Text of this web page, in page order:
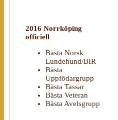
2016 Norrköping
officiell
Bästa Norsk
Lundehund/BIR
Bästa
Uppfödargrupp
Bästa Tassar
Bästa Veteran
Bästa Avelsgrupp